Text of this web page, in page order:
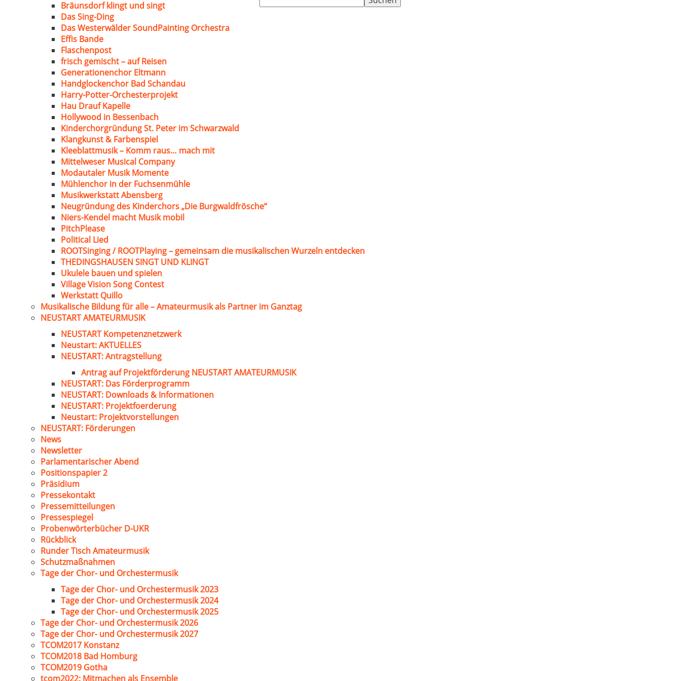
nach:
Bräunsdorf klingt und singt
Das Sing-Ding
Das Westerwälder SoundPainting Orchestra
Effis Bande
Flaschenpost
frisch gemischt – auf Reisen
Generationenchor Eltmann
Handglockenchor Bad Schandau
Harry-Potter-Orchesterprojekt
Hau Drauf Kapelle
Hollywood in Bessenbach
Kinderchorgründung St. Peter im Schwarzwald
Klangkunst & Farbenspiel
Kleeblattmusik – Komm raus… mach mit
Mittelweser Musical Company
Modautaler Musik Momente
Mühlenchor in der Fuchsenmühle
Musikwerkstatt Abensberg
Neugründung des Kinderchors „Die Burgwaldfrösche“
Niers-Kendel macht Musik mobil
PitchPlease
Political Lied
ROOTSinging / ROOTPlaying – gemeinsam die musikalischen Wurzeln entdecken
THEDINGSHAUSEN SINGT UND KLINGT
Ukulele bauen und spielen
Village Vision Song Contest
Werkstatt Quillo
Musikalische Bildung für alle – Amateurmusik als Partner im Ganztag
NEUSTART AMATEURMUSIK
NEUSTART Kompetenznetzwerk
Neustart: AKTUELLES
NEUSTART: Antragstellung
Antrag auf Projektförderung NEUSTART AMATEURMUSIK
NEUSTART: Das Förderprogramm
NEUSTART: Downloads & Informationen
NEUSTART: Projektfoerderung
Neustart: Projektvorstellungen
NEUSTART: Förderungen
News
Newsletter
Parlamentarischer Abend
Positionspapier 2
Präsidium
Pressekontakt
Pressemitteilungen
Pressespiegel
Probenwörterbücher D-UKR
Rückblick
Runder Tisch Amateurmusik
Schutzmaßnahmen
Tage der Chor- und Orchestermusik
Tage der Chor- und Orchestermusik 2023
Tage der Chor- und Orchestermusik 2024
Tage der Chor- und Orchestermusik 2025
Tage der Chor- und Orchestermusik 2026
Tage der Chor- und Orchestermusik 2027
TCOM2017 Konstanz
TCOM2018 Bad Homburg
TCOM2019 Gotha
tcom2022: Mitmachen als Ensemble